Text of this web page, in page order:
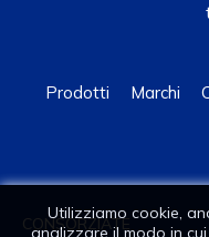
Prodotti Marchi
CONSORZIATE
Utilizziamo cookie,
analizzare il modo in